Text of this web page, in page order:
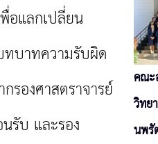
อแลกเปลี่ยน
บาทความรับผิด
รองศาสตราจารย์
รับ และรอง
คณะ
วิทย
นพรั